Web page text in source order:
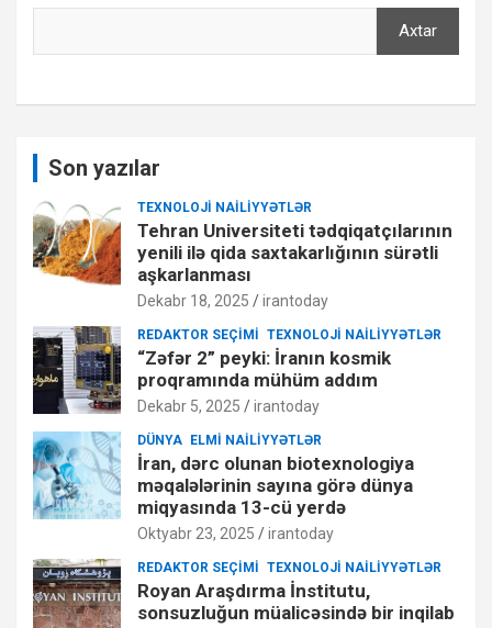
Axtar
Son yazılar
TEXNOLOJI NAILIYYƏTLƏR
Tehran Universiteti tədqiqatçılarının
yenili ilə qida saxtakarlığının sürətli
aşkarlanması
Dekabr 18, 2025 irantoday
REDAKTOR SEÇIMI TEXNOLOJI NAILIYYƏTLƏR
“Zəfər 2” peyki: İranın kosmik
proqramında mühüm addım
Dekabr 5, 2025 irantoday
DÜNYA ELMI NAILIYYƏTLƏR
İran, dərc olunan biotexnologiya
məqalələrinin sayına görə dünya
miqyasında 13-cü yerdə
Oktyabr 23, 2025 irantoday
REDAKTOR SEÇIMI TEXNOLOJI NAILIYYƏTLƏR
Royan Araşdırma İnstitutu,
sonsuzluğun müalicəsində bir inqilab